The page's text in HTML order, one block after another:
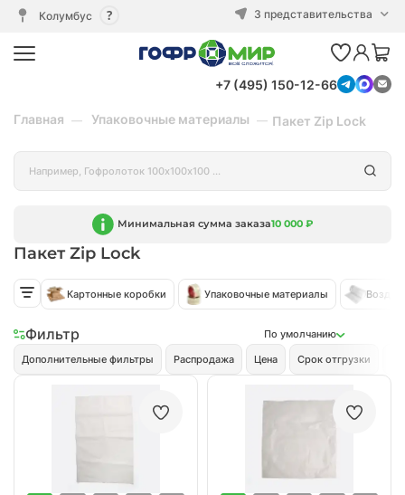
Колумбус 3 представительства
+7 (495) 150-12-66
Главная Упаковочные материалы Пакет Zip Lock
Минимальная сумма заказа10 000 ₽
Пакет Zip Lock
Картонные коробки Упаковочные материалы
Фильтр
По умолчанию
Дополнительные фильтры
Распродажа Цена Срок отгрузки